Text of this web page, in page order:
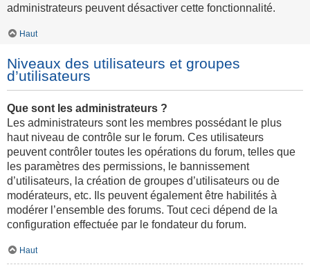
administrateurs peuvent désactiver cette fonctionnalité.
Haut
Niveaux des utilisateurs et groupes
d’utilisateurs
Que sont les administrateurs ?
Les administrateurs sont les membres possédant le plus
haut niveau de contrôle sur le forum. Ces utilisateurs
peuvent contrôler toutes les opérations du forum, telles que
les paramètres des permissions, le bannissement
d’utilisateurs, la création de groupes d’utilisateurs ou de
modérateurs, etc. Ils peuvent également être habilités à
modérer l’ensemble des forums. Tout ceci dépend de la
configuration effectuée par le fondateur du forum.
Haut